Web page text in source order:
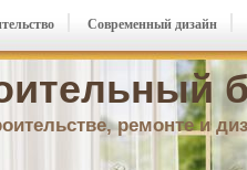
ремонте и
Современный дизайн